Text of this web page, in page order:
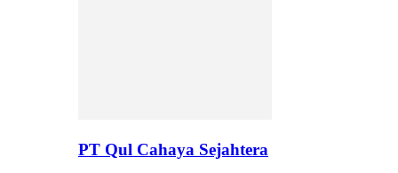
PT Qul Cahaya Sejahtera